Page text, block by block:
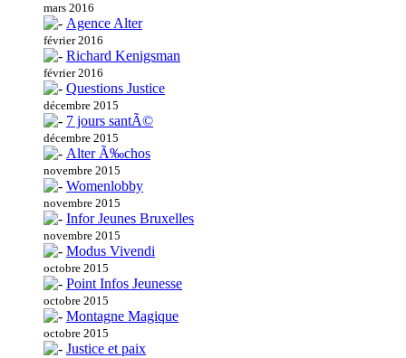
mars 2016
Agence Alter
février 2016
Richard Kenigsman
février 2016
Questions Justice
décembre 2015
7 jours santÃ©
décembre 2015
Alter Ã‰chos
novembre 2015
Womenlobby
novembre 2015
Infor Jeunes Bruxelles
novembre 2015
Modus Vivendi
octobre 2015
Point Infos Jeunesse
octobre 2015
Montagne Magique
octobre 2015
Justice et paix